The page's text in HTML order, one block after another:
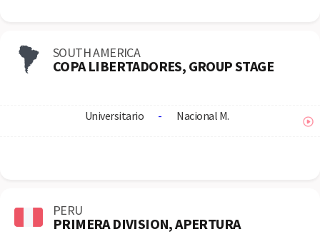
SOUTH AMERICA
COPA LIBERTADORES, GROUP STAGE
Universitario - Nacional M.
PERU
PRIMERA DIVISION, APERTURA